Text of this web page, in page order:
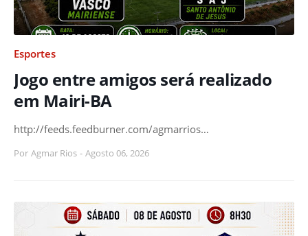
Esportes
Jogo entre amigos será realizado
em Mairi-BA
http://feeds.feedburner.com/agmarrios…
Por Agmar Rios - Agosto 06, 2026